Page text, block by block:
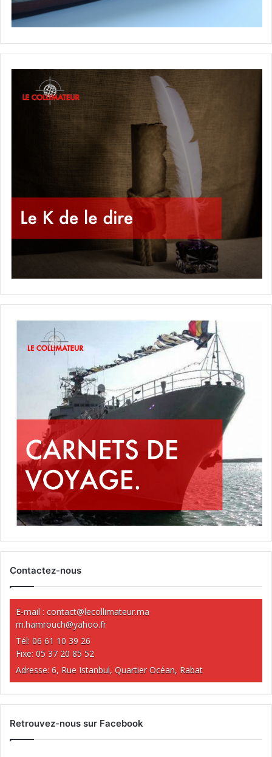
Contactez-nous
E-mail : contact@lecollimateur.ma
m.hamrouch@yahoo.fr
Tél: 06 61 10 39 26
Fixe: 05 37 20 85 52
Adresse: 6, Rue Istanbul, Quartier Océan, Rabat
Retrouvez-nous sur Facebook